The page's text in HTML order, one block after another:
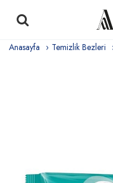
Anasayfa Temizlik Bezleri